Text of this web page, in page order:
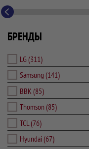
БРЕНДЫ
LG (311)
Samsung (141)
BBK (85)
Thomson (85)
TCL (76)
Hyundai(67)